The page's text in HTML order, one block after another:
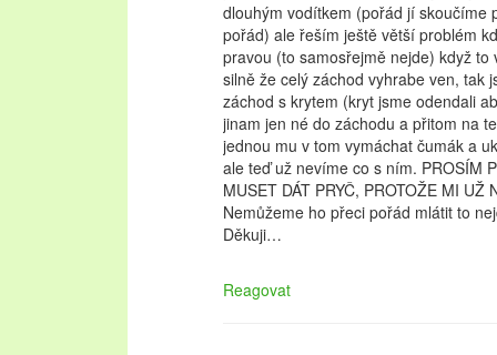
dlouhým vodítkem (pořád jí skoučíme
pořád) ale řeším ještě větší problém
pravou (to samosřejmě nejde) když
silně že celý záchod vyhrabe ven, tak
záchod s krytem (kryt jsme odendali
jinam jen né do záchodu a přitom na
jednou mu v tom vymáchat čumák a
ale teď už nevíme co s ním. PROSÍM
MUSET DÁT PRYČ, PROTOŽE MI UŽ
Nemůžeme ho přeci pořád mlátit to
Děkuji…
Reagovat